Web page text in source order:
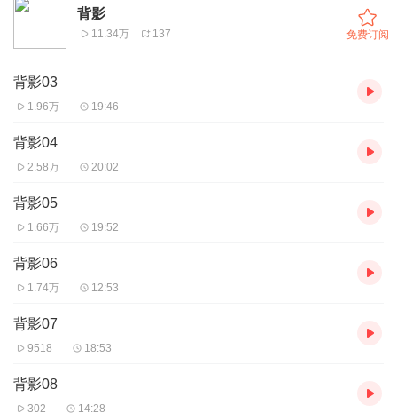
背影
11.34万 137 免费订阅
背影03
1.96万 19:46
背影04
2.58万 20:02
背影05
1.66万 19:52
背影06
1.74万 12:53
背影07
9518 18:53
背影08
302 14:28